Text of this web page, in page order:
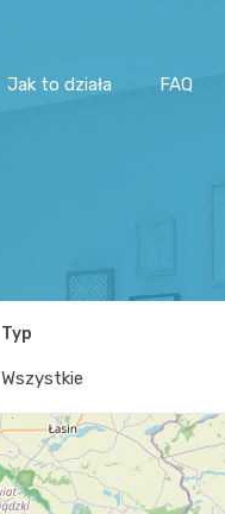
Jak to działa FAQ
Typ
Wszystkie